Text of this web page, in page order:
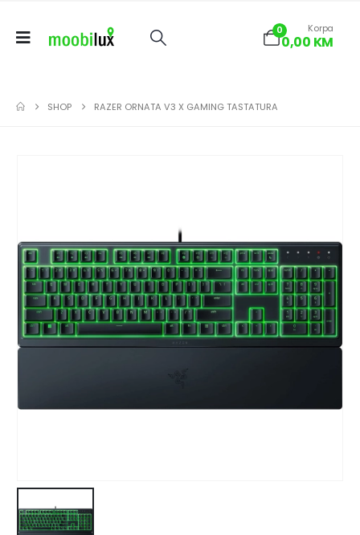
0 Korpa
0,00 KM
SHOP RAZER ORNATA V3 X GAMING TASTATURA